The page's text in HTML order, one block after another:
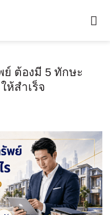
ต้องมี 5 ทักษะ
ห้สำเร็จ